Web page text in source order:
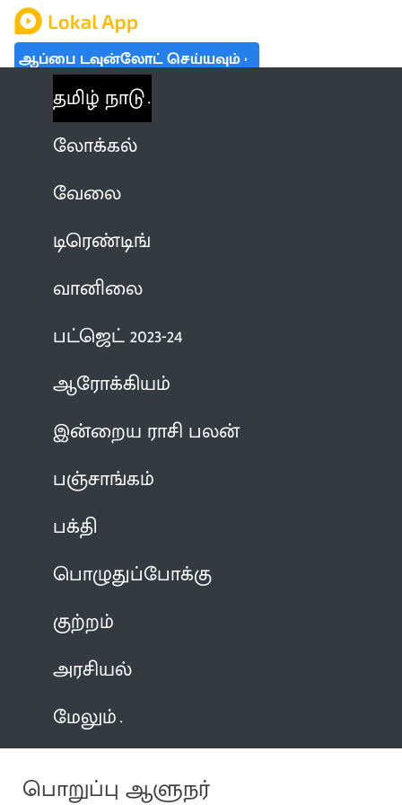
ஆப்பை டவுன்லோட் செய்யவும்
தமிழ் நாடு
லோக்கல்
வேலை
டிரெண்டிங்
வானிலை
பட்ஜெட் 2023-24
ஆரோக்கியம்
இன்றைய ராசி பலன்
பஞ்சாங்கம்
பக்தி
பொழுதுப்போக்கு
குற்றம்
அரசியல்
மேலும்
பொறுப்பு ஆளுநர்